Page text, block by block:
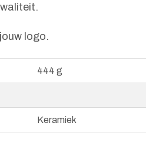
logo.
444 g
Keramiek